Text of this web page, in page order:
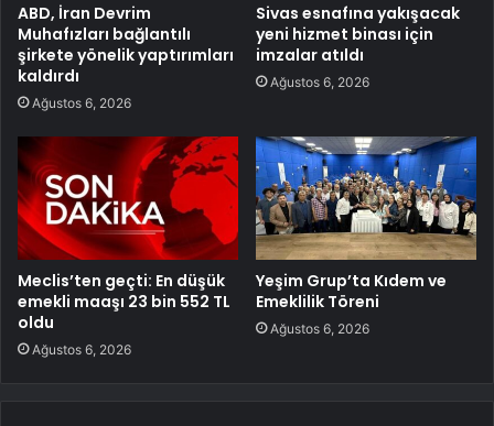
ABD, İran Devrim
Muhafızları bağlantılı
şirkete yönelik yaptırımları
kaldırdı
Ağustos 6, 2026
Sivas esnafına yakışacak
yeni hizmet binası için
imzalar atıldı
Ağustos 6, 2026
Meclis’ten geçti: En düşük
emekli maaşı 23 bin 552 TL
oldu
Ağustos 6, 2026
Yeşim Grup’ta Kıdem ve
Emeklilik Töreni
Ağustos 6, 2026